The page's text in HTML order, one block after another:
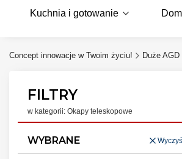
Kuchnia i gotowanie
Concept innowacje w Twoim życiu! Duże AGD
FILTRY
w kategorii: Okapy teleskopowe
WYBRANE